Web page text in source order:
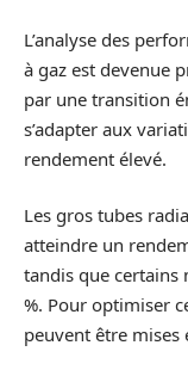
L’analyse des
à gaz est devenue
par une transition
s’adapter aux
rendement élevé.
Les gros tubes
atteindre un
tandis que certains
%. Pour optimiser
peuvent être mises